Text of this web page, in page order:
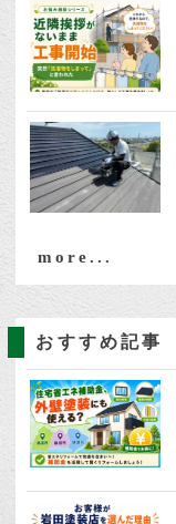
more...
おすすめ記事